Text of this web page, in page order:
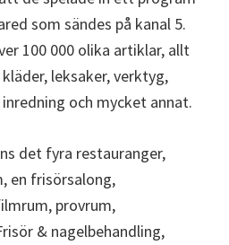
som sändes på kanal 5.
100 000 olika artiklar, allt
leksaker, verktyg,
och mycket annat.
det fyra restauranger,
en frisörsalong,
provrum,
& nagelbehandling,